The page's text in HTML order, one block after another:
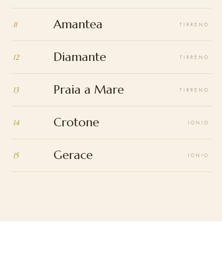
11 Amantea TIRRENO
12 Diamante TIRRENO
13 Praia a Mare TIRRENO
14 Crotone IONIO
15 Gerace IONIO